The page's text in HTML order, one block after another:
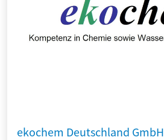
ekochem Deutschland GmbH